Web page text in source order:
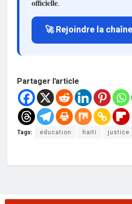
officielle.
🚀 Rejoindre la
Partager l'article
Tags: education haiti justice